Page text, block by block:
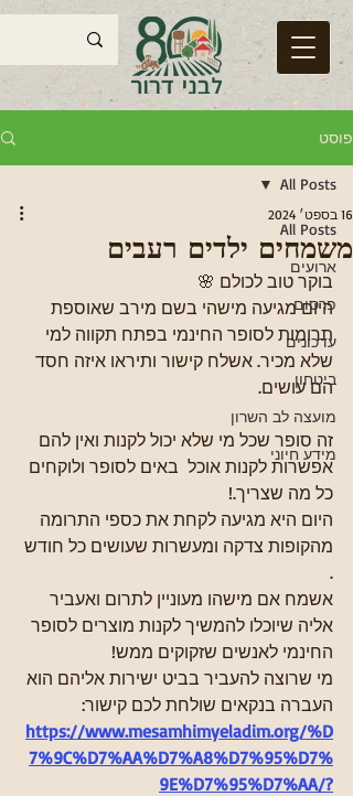
פוסט
All Posts
ארועים
פרסום
עדכונים
ביטחון
מועצה לב השרון
מידע חיוני
All Posts
משמחים ילדים רעבים
16 בספט׳ 2024
בוקר טוב לכולם 🌸
היום מגיעה מישהי בשם מירב שאוספת
תרומות לסופר החינמי בפתח תקווה למי
שלא מכיר. אשלח קישור ותיראו איזה חסד
הם עושים.
זה סופר שכל מי שלא יכול לקנות ואין להם
אפשרות לקנות אוכל  באים לסופר ולוקחים
כל מה שצריך.!
היום היא מגיעה לקחת את כספי התרומה
מהקופות צדקה ומעשרות שעושים כל חודש
.
אשמח אם מישהו מעוניין לתרום ואעביר
אליה שיוכלו להמשיך לקנות מוצרים לסופר
החינמי לאנשים שזקוקים ממש!
מי שרוצה להעביר בביט ישירות אליהם הוא
העברה בנקאים שולחת לכם קישור:
https://www.mesamhimyeladim.org/%D
7%9C%D7%AA%D7%A8%D7%95%D7%
9E%D7%95%D7%AA/?